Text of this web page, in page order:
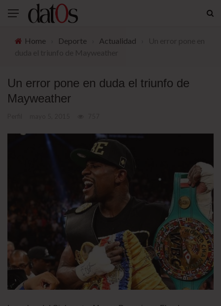
Home Deporte Actualidad
Un error pone en duda el triunfo de
Mayweather